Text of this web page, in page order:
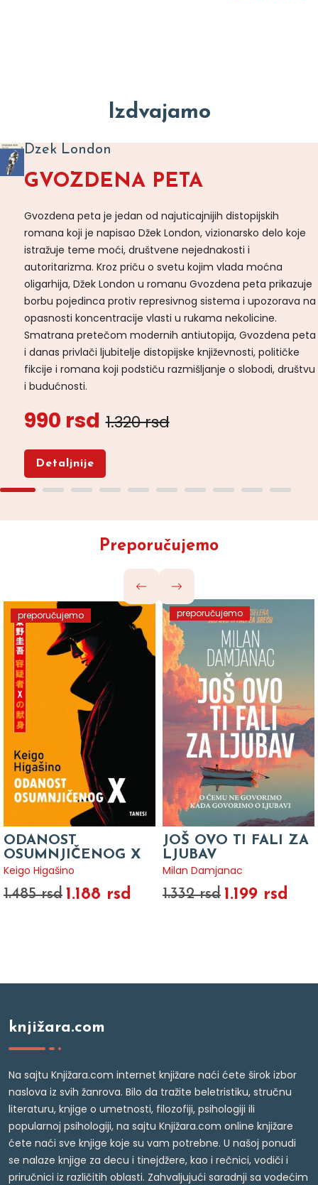
Izdvajamo
Dzek London
GVOZDENA PETA
Gvozdena peta je jedan od najuticajnijih distopijskih
romana koji je napisao Džek London, vizionarsko delo koje
istražuje teme moći, društvene nejednakosti i
autoritarizma. Kroz priču o svetu kojim vlada moćna
oligarhija, Džek London u romanu Gvozdena peta prikazuje
borbu pojedinca protiv represivnog sistema i upozorava na
opasnosti koncentracije vlasti u rukama nekolicine.
Smatrana pretečom modernih antiutopija, Gvozdena peta
i danas privlači ljubitelje distopijske književnosti, političke
fikcije i romana koji podstiču razmišljanje o slobodi, društvu
i budućnosti.
990 rsd 1.320 rsd
Detaljnije
Preporučujemo
preporučujemo
ODANOST
OSUMNJIČENOG X
Keigo Higašino
1.485 rsd 1.188 rsd
preporučujemo
JOŠ OVO TI FALI ZA
LJUBAV
Milan Damjanac
1.332 rsd 1.199 rsd
knjižara.com
Na sajtu Knjižara.com internet knjižare naći ćete širok izbor
naslova iz svih žanrova. Bilo da tražite beletristiku, stručnu
literaturu, knjige o umetnosti, filozofiji, psihologiji ili
popularnoj psihologiji, na sajtu Knjižara.com online knjižare
ćete naći sve knjige koje su vam potrebne. U našoj ponudi
se nalaze knjige za decu i tinejdžere, kao i rečnici, vodiči i
priručnici iz različitih oblasti. Zahvaljujući saradnji sa vodećim